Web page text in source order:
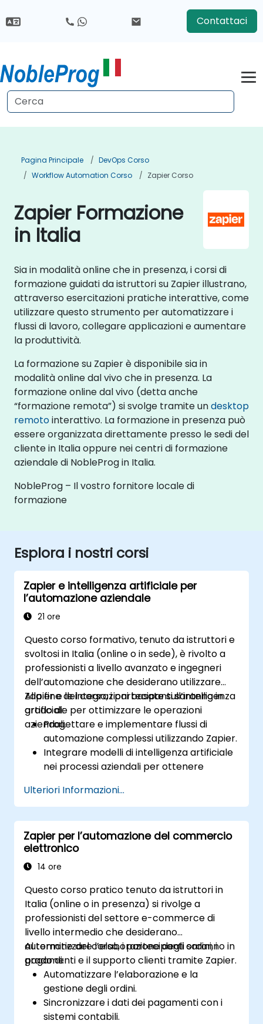
Contattaci
Pagina Principale
DevOps Corso
Workflow Automation Corso
Zapier Corso
Zapier Formazione
in Italia
Sia in modalità online che in presenza, i corsi di
formazione guidati da istruttori su Zapier illustrano,
attraverso esercitazioni pratiche interattive, come
utilizzare questo strumento per automatizzare i
flussi di lavoro, collegare applicazioni e aumentare
la produttività.
La formazione su Zapier è disponibile sia in
modalità online dal vivo che in presenza. La
formazione online dal vivo (detta anche
“formazione remota”) si svolge tramite undesktop
remotointerattivo. La formazione in presenza può
essere organizzata direttamente presso le sedi del
cliente in Italia oppure nei centri di formazione
aziendale di NobleProg in Italia.
NobleProg – Il vostro fornitore locale di
formazione
Esplora i nostri corsi
Zapier e intelligenza artificiale per
l’automazione aziendale
21 ore
Questo corso formativo, tenuto da istruttori e
svoltosi in Italia (online o in sede), è rivolto a
professionisti a livello avanzato e ingegneri
dell’automazione che desiderano utilizzare
Zapier e le integrazioni basate sull’intelligenza
artificiale per ottimizzare le operazioni
aziendali.
Alla fine del corso, i partecipanti saranno in
grado di:
Progettare e implementare flussi di
automazione complessi utilizzando Zapier.
Integrare modelli di intelligenza artificiale
nei processi aziendali per ottenere
Ottimizzare le operazioni automatizzando
attività su più piattaforme
simultaneamente.
Monitorare e risolvere eventuali problemi
nei flussi di lavoro automatizzati al fine di
migliorarne continuamente l’efficienza.
Ulteriori Informazioni...
Zapier per l’automazione del commercio
elettronico
14 ore
Questo corso pratico tenuto da istruttori in
Italia (online o in presenza) si rivolge a
professionisti del settore e-commerce di
livello intermedio che desiderano
automatizzare l’elaborazione degli ordini, i
pagamenti e il supporto clienti tramite Zapier.
Al termine del corso, i partecipanti saranno in
grado di:
Automatizzare l’elaborazione e la
gestione degli ordini.
Sincronizzare i dati dei pagamenti con i
sistemi contabili.